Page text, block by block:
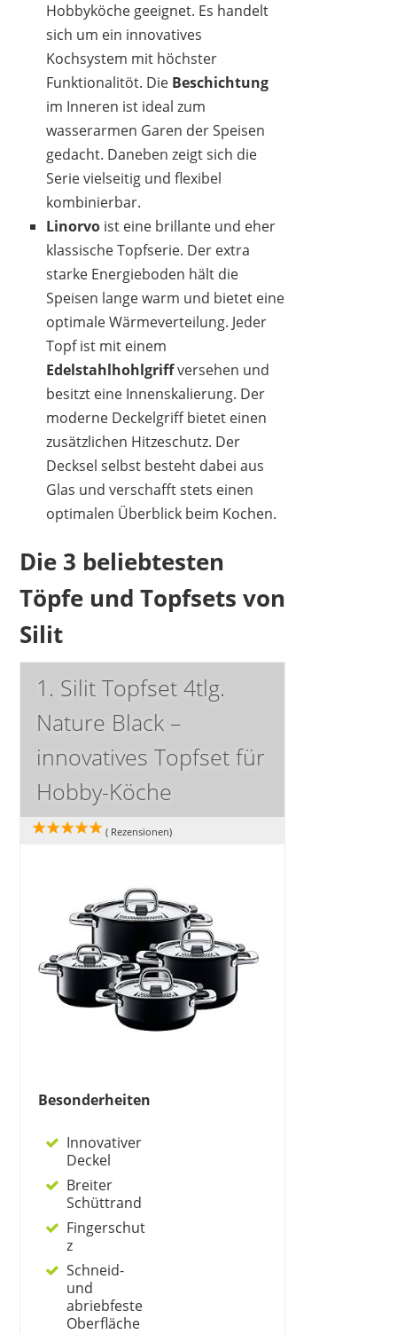
Hobbyköche geeignet. Es handelt
sich um ein innovatives
Kochsystem mit höchster
Funktionalitöt. Die Beschichtung
im Inneren ist ideal zum
wasserarmen Garen der Speisen
gedacht. Daneben zeigt sich die
Serie vielseitig und flexibel
kombinierbar.
Linorvo ist eine brillante und eher
klassische Topfserie. Der extra
starke Energieboden hält die
Speisen lange warm und bietet eine
optimale Wärmeverteilung. Jeder
Topf ist mit einem
Edelstahlhohlgriffversehen und
besitzt eine Innenskalierung. Der
moderne Deckelgriff bietet einen
zusätzlichen Hitzeschutz. Der
Decksel selbst besteht dabei aus
Glas und verschafft stets einen
optimalen Überblick beim Kochen.
Die 3 beliebtesten
Töpfe und Topfsets von
Silit
1. Silit Topfset 4tlg.
Nature Black –
innovatives Topfset für
Hobby-Köche
( Rezensionen)
Besonderheiten
Innovativer
Deckel
Breiter
Schüttrand
Fingerschut
z
Schneid-
und
abriebfeste
Oberfläche